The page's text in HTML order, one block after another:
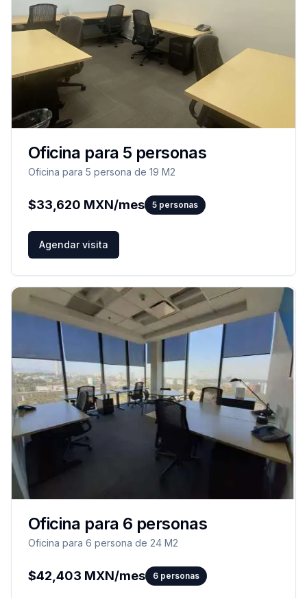
Oficina para 5 personas
Oficina para 5 persona de 19 M2
$33,620 MXN/mes 5 personas
Agendar visita
Oficina para 6 personas
Oficina para 6 persona de 24 M2
$42,403 MXN/mes 6 personas